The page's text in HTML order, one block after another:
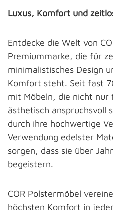
Luxus, Komfort und
Entdecke die Welt von
Premiummarke, die für
minimalistisches Design
Komfort steht. Seit fast
mit Möbeln, die nicht nur
ästhetisch anspruchsvoll
durch ihre hochwertige
Verwendung edelster
sorgen, dass sie über
begeistern.
COR Polstermöbel
höchsten Komfort in